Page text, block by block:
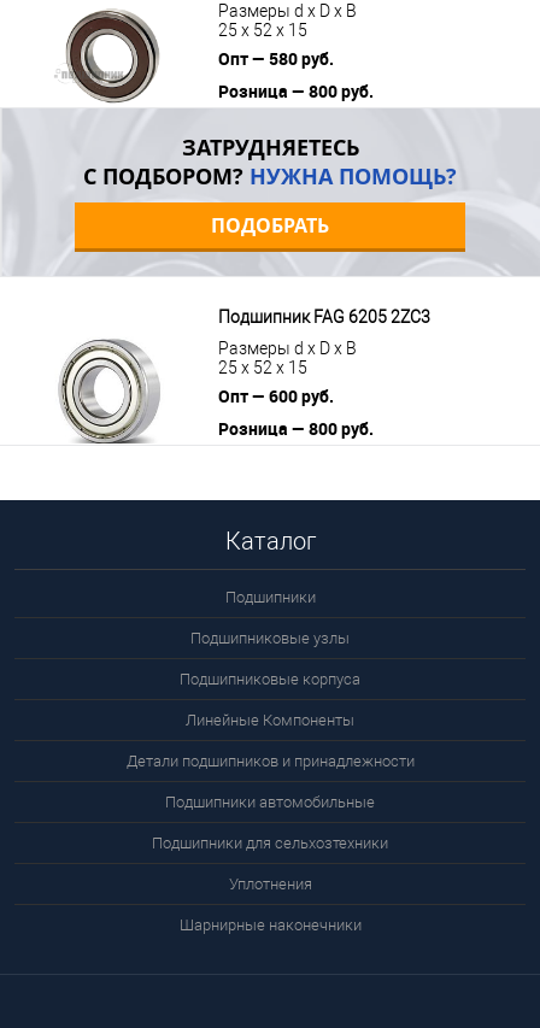
Размеры d x D x B
25 x 52 x 15
Опт — 580 руб.
Розница — 800 руб.
ЗАТРУДНЯЕТЕСЬ
С ПОДБОРОМ? НУЖНА ПОМОЩЬ?
ПОДОБРАТЬ
Подшипник FAG 6205 2ZC3
Размеры d x D x B
25 x 52 x 15
Опт — 600 руб.
Розница — 800 руб.
Каталог
Подшипники
Подшипниковые узлы
Подшипниковые корпуса
Линейные Компоненты
Детали подшипников и принадлежности
Подшипники автомобильные
Подшипники для сельхозтехники
Уплотнения
Шарнирные наконечники